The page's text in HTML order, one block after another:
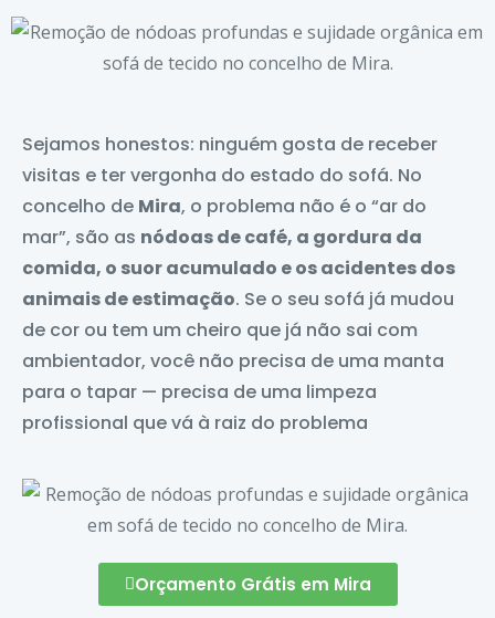
Sejamos honestos: ninguém gosta de receber
visitas e ter vergonha do estado do sofá. No
concelho de Mira, o problema não é o “ar do
mar”, são as nódoas de café, a gordura da
comida, o suor acumulado e os acidentes dos
animais de estimação. Se o seu sofá já mudou
de cor ou tem um cheiro que já não sai com
ambientador, você não precisa de uma manta
para o tapar — precisa de uma limpeza
profissional que vá à raiz do problema
Orçamento Grátis em Mira